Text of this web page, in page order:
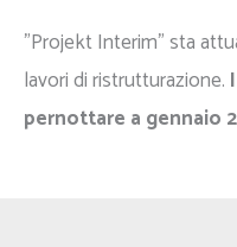
"Projekt Interim" sta
lavori di ristrutturazione.
pernottare a gennaio